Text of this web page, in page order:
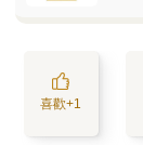
喜歡+1